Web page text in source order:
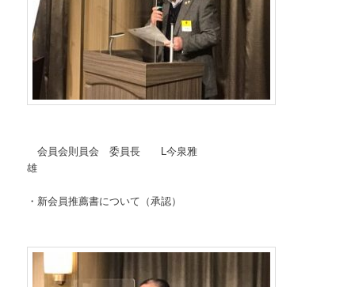
会員会則員会 委員長 L今泉雅
・新会員推薦書について（承認）